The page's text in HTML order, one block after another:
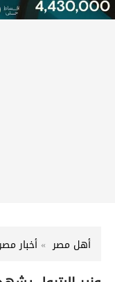
أهل مصر أخبار